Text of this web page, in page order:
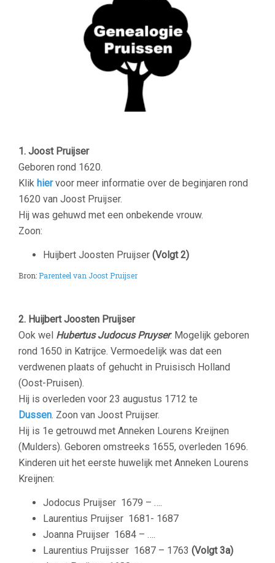
1. Joost Pruijser
Geboren rond 1620.
Klik hier voor meer informatie over de beginjaren rond
1620 van Joost Pruijser.
Hij was gehuwd met een onbekende vrouw.
Zoon:
Huijbert Joosten Pruijser (Volgt 2)
Bron: Parenteel van Joost Pruijser
2. Huijbert Joosten Pruijser
Ook wel Hubertus Judocus Pruyser. Mogelijk geboren
rond 1650 in Katrijce. Vermoedelijk was dat een
verdwenen plaats of gehucht in Pruisisch Holland
(Oost-Pruisen).
Hij is overleden voor 23 augustus 1712 te
Dussen. Zoon van Joost Pruijser.
Hij is 1e getrouwd met Anneken Lourens Kreijnen
(Mulders). Geboren omstreeks 1655, overleden 1696.
Kinderen uit het eerste huwelijk met Anneken Lourens
Kreijnen:
Jodocus Pruijser 1679 – ….
Laurentius Pruijser 1681- 1687
Joanna Pruijser 1684 – ….
Laurentius Pruijsser 1687 – 1763 (Volgt 3a)